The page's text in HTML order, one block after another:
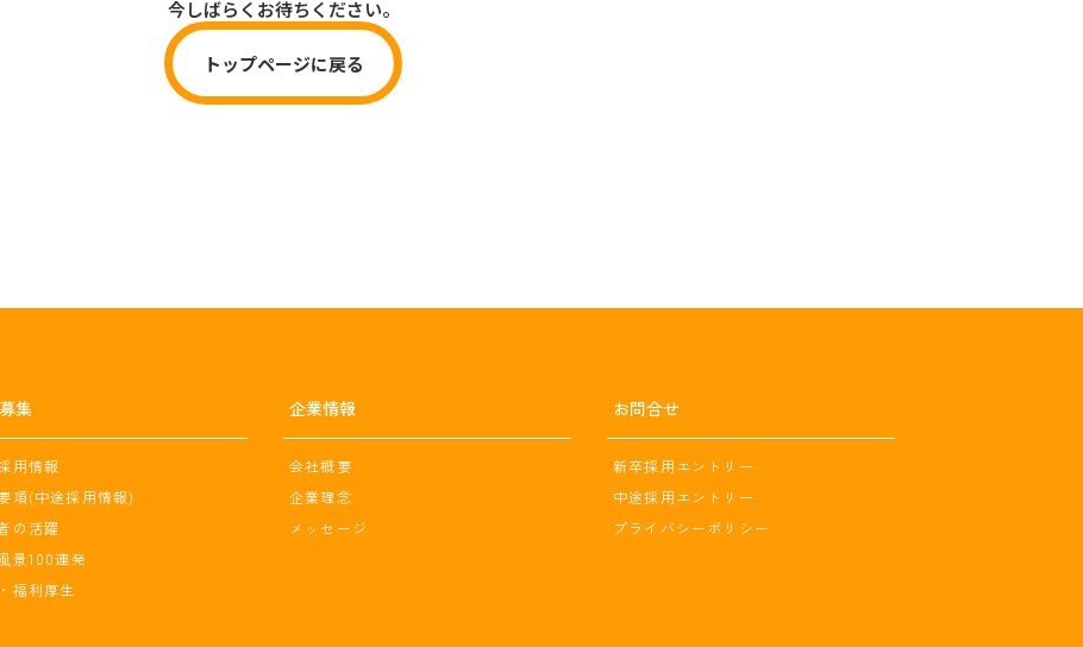
今しばらくお待ちください。
トップページに戻る
集
用情報
項(中途採用情報)
の活躍
景100連発
福利厚生
企業情報
会社概要
企業理念
メッセージ
お問合せ
新卒採用エントリー
中途採用エントリー
プライバシーポリシー